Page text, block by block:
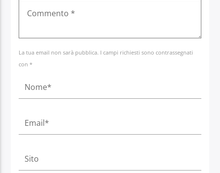
La tua email non sarà pubblica. I campi richiesti sono contrassegnati
con *